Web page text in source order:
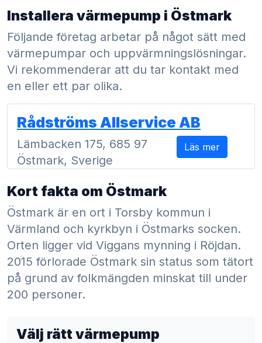
Installera värmepump i Östmark
Följande företag arbetar på något sätt med
värmepumpar och uppvärmningslösningar.
Vi rekommenderar att du tar kontakt med
en eller ett par olika.
Rådströms Allservice AB
Lämbacken 175, 685 97
Östmark, Sverige
Läs mer
Kort fakta om Östmark
Östmark är en ort i Torsby kommun i
Värmland och kyrkbyn i Östmarks socken.
Orten ligger vid Viggans mynning i Röjdan.
2015 förlorade Östmark sin status som tätort
på grund av folkmängden minskat till under
200 personer.
Välj rätt värmepump